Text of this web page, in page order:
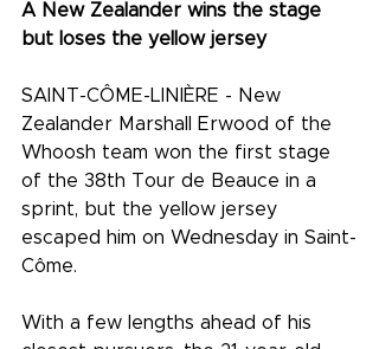
A New Zealander wins the stage
but loses the yellow jersey
SAINT-CÔME-LINIÈRE - New
Zealander Marshall Erwood of the
Whoosh team won the first stage
of the 38th Tour de Beauce in a
sprint, but the yellow jersey
escaped him on Wednesday in Saint-
Côme.
With a few lengths ahead of his